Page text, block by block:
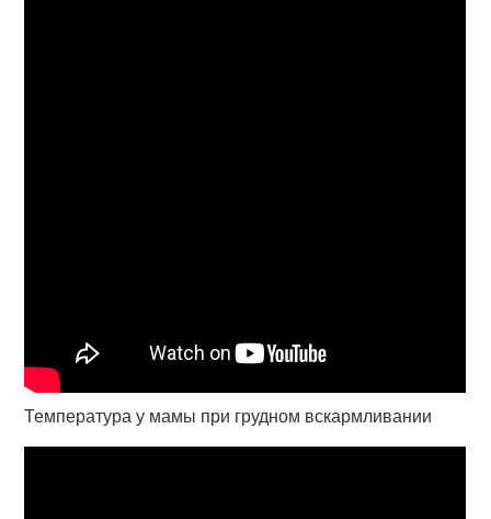
Температура у мамы при грудном вскармливании